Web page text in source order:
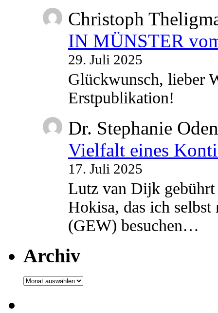
Christoph
IN MÜNSTER
29. Juli 2025
Glückwunsch, lieber
Erstpublikation!
Dr. Stephanie
Vielfalt eines
17. Juli 2025
Lutz van Dijk
Hokisa, das ich
(GEW) besuchen…
Archiv
Archiv